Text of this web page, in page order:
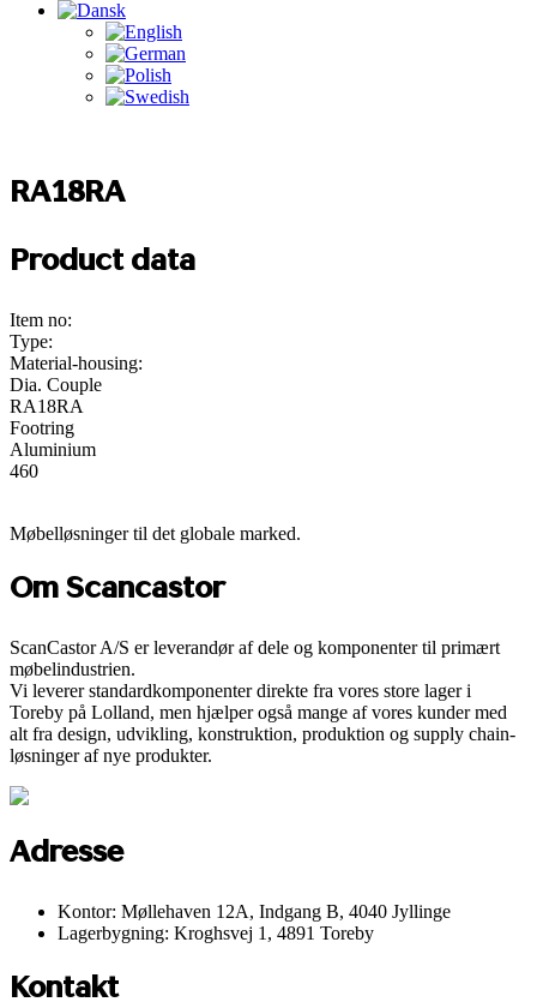
RA18RA
Product data
Item no:
Type:
Material-housing:
Dia. Couple
RA18RA
Footring
Aluminium
460
Møbelløsninger til det globale marked.
Om Scancastor
ScanCastor A/S er leverandør af dele og komponenter til primært
møbelindustrien.
Vi leverer standardkomponenter direkte fra vores store lager i
Toreby på Lolland, men hjælper også mange af vores kunder med
alt fra design, udvikling, konstruktion, produktion og supply chain-
løsninger af nye produkter.
Adresse
Kontor: Møllehaven 12A, Indgang B, 4040 Jyllinge
Lagerbygning: Kroghsvej 1, 4891 Toreby
Kontakt